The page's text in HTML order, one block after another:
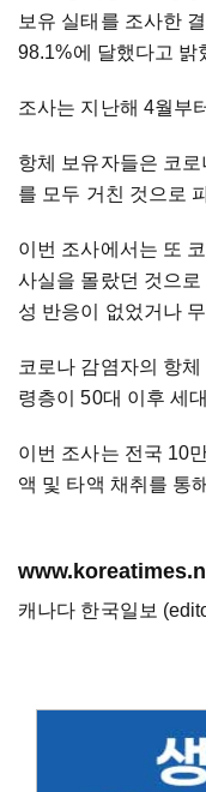
보유 실태를 조사한
98.1%에 달했다고 밝
조사는 지난해 4월부
항체 보유자들은 코
를 모두 거친 것으로
이번 조사에서는 또
사실을 몰랐던 것으
성 반응이 없었거나
코로나 감염자의 항
령층이 50대 이후 세
이번 조사는 전국 10
액 및 타액 채취를 통
캐나다 한국일보